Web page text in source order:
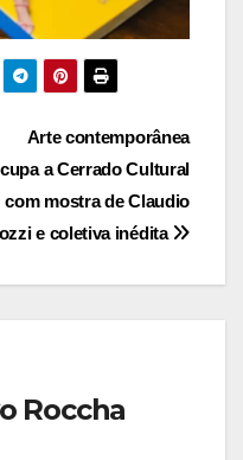
Arte contemporânea
a Cerrado Cultural
com mostra de Claudio
e coletiva inédita
Roccha